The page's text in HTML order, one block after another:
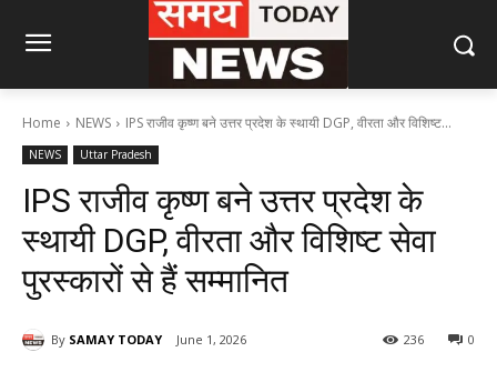
Home NEWS IPS राजीव कृष्ण बने उत्तर प्रदेश के स्थायी DGP, वीरता और विशिष्ट...
NEWS Uttar Pradesh
IPS राजीव कृष्ण बने उत्तर प्रदेश के
स्थायी DGP, वीरता और विशिष्ट सेवा
पुरस्कारों से हैं सम्मानित
By SAMAY TODAY June 1, 2026 0
236